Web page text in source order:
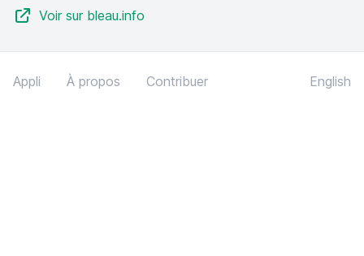
Voir sur bleau.info
Appli À propos Contribuer English